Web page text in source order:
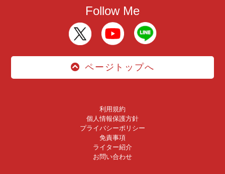
Follow Me
ページトップへ
利用規約
個人情報保護方針
プライバシーポリシー
免責事項
ライター紹介
お問い合わせ